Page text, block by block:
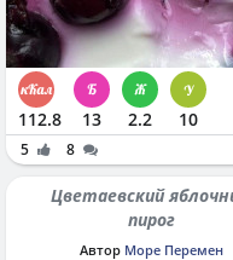
112.8 13 2.2 10
5 8
Цветаевский яблочный
пирог
Автор Море Перемен